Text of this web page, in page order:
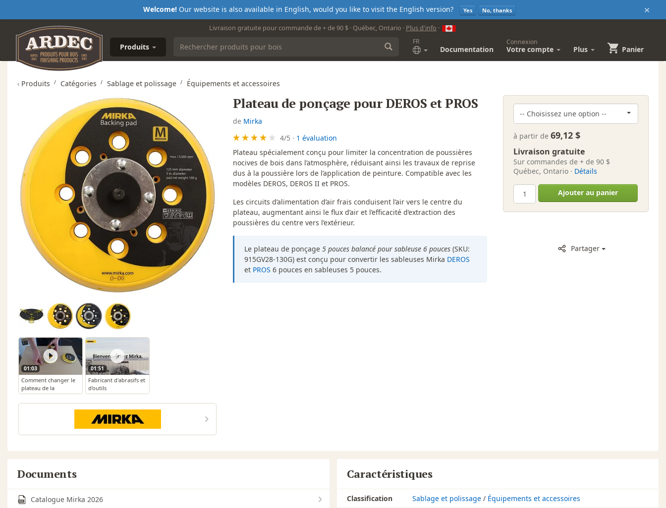
×
Welcome!Our website is also available in English, would you like to visit the English version? Yes No, thanks
Livraison gratuite pour commande de + de 90 $ · Québec, Ontario · Plus d'info ·
Produits
FR
Documentation
Connexion
Votre compte Plus Panier
‹ Produits Catégories Sablage et polissage Équipements et accessoires
01:03
Comment changer le
plateau de la
ponceuse Mirka
DEROS
01:51
Fabricant d'abrasifs et
d'outils
électroportatifs -
MIRKA
à partir de 69,12 $
Livraison gratuite
Sur commandes de + de 90 $
Québec, Ontario · Détails
Ajouter au panier
Partager
Plateau de ponçage pour DEROS et PROS
de Mirka
4/5 · 1 évaluation
Plateau spécialement conçu pour limiter la concentration de poussières
nocives de bois dans l’atmosphère, réduisant ainsi les travaux de reprise
dus à la poussière lors de l’application de peinture. Compatible avec les
modèles DEROS, DEROS II et PROS.
Les circuits d’alimentation d’air frais conduisent l’air vers le centre du
plateau, augmentant ainsi le flux d’air et l’efficacité d’extraction des
poussières du centre vers l’extérieur.
Le plateau de ponçage 5 pouces balancé pour sableuse 6 pouces(SKU:
915GV28-130G) est conçu pour convertir les sableuses Mirka DEROS
et PROS 6 pouces en sableuses 5 pouces.
Documents
Catalogue Mirka 2026
Caractéristiques
Classification Sablage et polissage / Équipements et accessoires